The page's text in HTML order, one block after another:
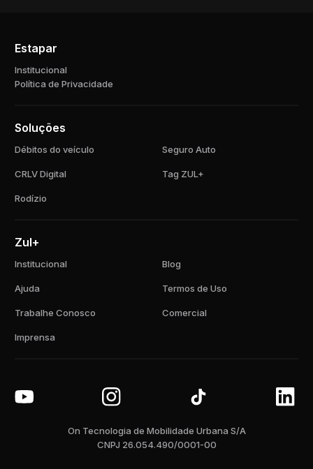
Estapar
Institucional
Política de Privacidade
Soluções
Débitos do veículo Seguro Auto
CRLV Digital Tag ZUL+
Rodízio
Zul+
Institucional Blog
Ajuda Termos de Uso
Trabalhe Conosco Comercial
Imprensa
On Tecnologia de Mobilidade Urbana S/A
CNPJ 26.054.490/0001-00